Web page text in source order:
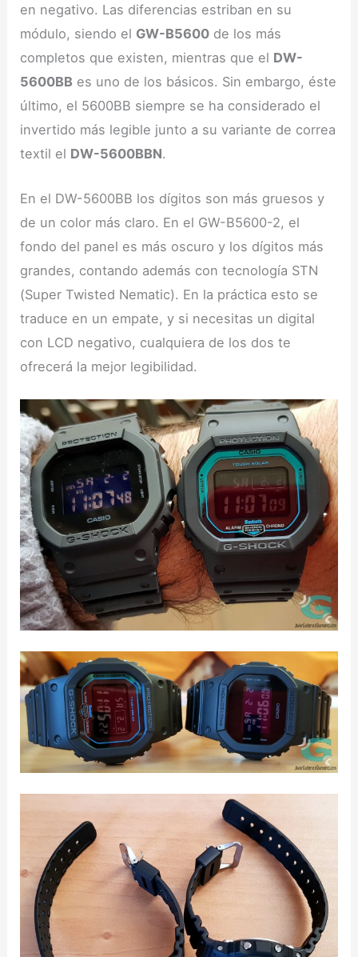
en negativo. Las diferencias estriban en su
módulo, siendo el GW-B5600 de los más
completos que existen, mientras que el DW-
5600BB es uno de los básicos. Sin embargo, éste
último, el 5600BB siempre se ha considerado el
invertido más legible junto a su variante de correa
textil el DW-5600BBN.
En el DW-5600BB los dígitos son más gruesos y
de un color más claro. En el GW-B5600-2, el
fondo del panel es más oscuro y los dígitos más
grandes, contando además con tecnología STN
(Super Twisted Nematic). En la práctica esto se
traduce en un empate, y si necesitas un digital
con LCD negativo, cualquiera de los dos te
ofrecerá la mejor legibilidad.